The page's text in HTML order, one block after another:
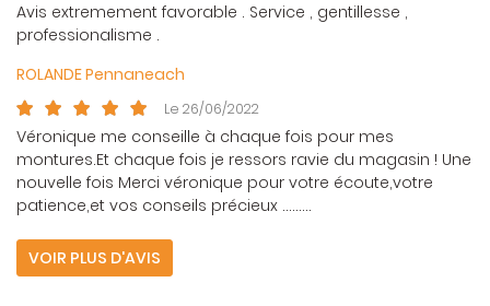
NEWSLETTER
Accueil
Services
Info vision
photos
Avis
Une
Avis extremement favorable . Service , gentillesse ,
professionalisme .
ROLANDE Pennaneach
Le 26/06/2022
Véronique me conseille à chaque fois pour mes
montures.Et chaque fois je ressors ravie du magasin ! Une
nouvelle fois Merci véronique pour votre écoute,votre
patience,et vos conseils précieux ………
VOIR PLUS D'AVIS